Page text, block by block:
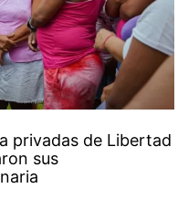
privadas de Libertad
sus